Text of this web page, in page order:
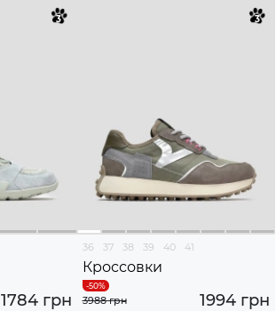
1784 грн
36 37 38 39 40 41
Кроссовки
1994 грн
3988 грн